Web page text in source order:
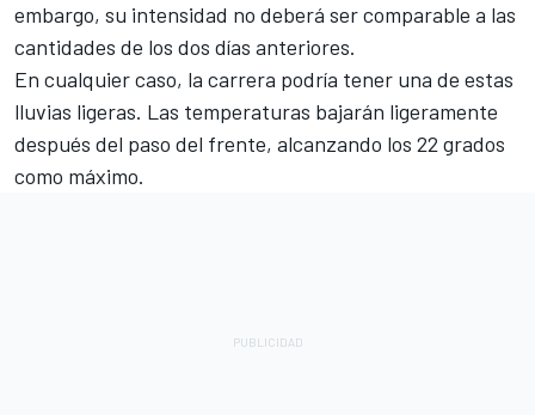
embargo, su intensidad no deberá ser comparable a las
cantidades de los dos días anteriores.
En cualquier caso, la carrera podría tener una de estas
lluvias ligeras. Las temperaturas bajarán ligeramente
después del paso del frente, alcanzando los 22 grados
como máximo.